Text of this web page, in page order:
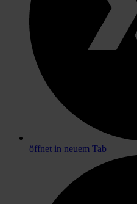
öffnet in neuem Tab